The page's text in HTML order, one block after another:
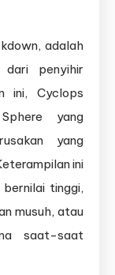
adalah
penyihir
ini, Cyclops
yang
yang
ini
tinggi,
musuh, atau
saat-saat